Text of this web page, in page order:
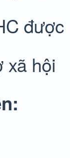
được
xã hội